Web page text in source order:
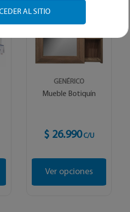
GENÉRICO
Mueble Botiquín
$ 26.990 C/U
Ver opciones
AL SITIO